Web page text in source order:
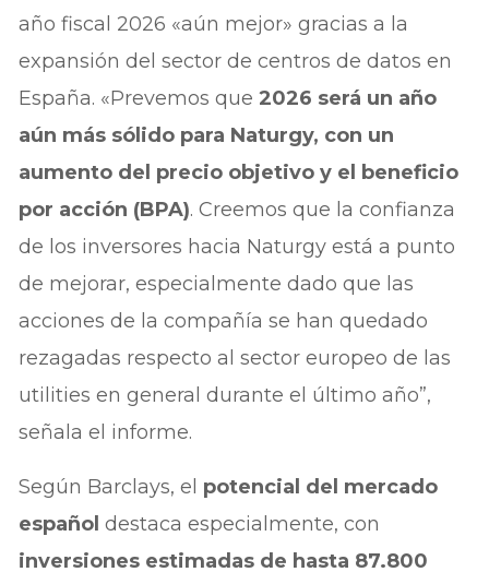
año fiscal 2026 «aún mejor» gracias a la
expansión del sector de centros de datos en
España. «Prevemos que 2026 será un año
aún más sólido para Naturgy, con un
aumento del precio objetivo y el beneficio
por acción (BPA). Creemos que la confianza
de los inversores hacia Naturgy está a punto
de mejorar, especialmente dado que las
acciones de la compañía se han quedado
rezagadas respecto al sector europeo de las
utilities en general durante el último año”,
señala el informe.
Según Barclays, el potencial del mercado
españoldestaca especialmente, con
inversiones estimadas de hasta 87.800